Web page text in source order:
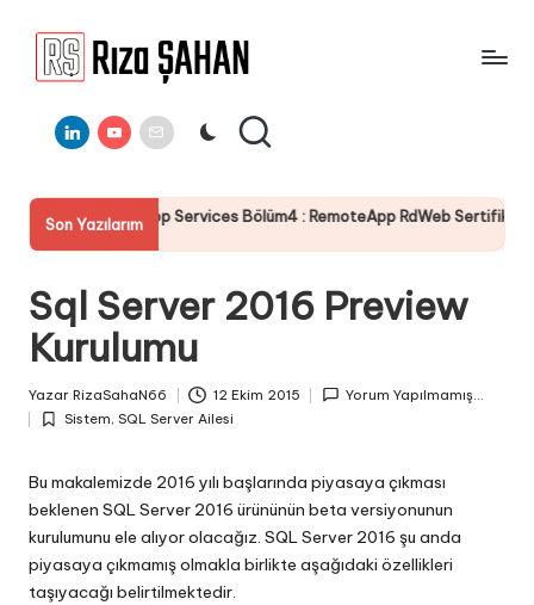
a
Ş
A
H
A
N
Bilgi
Paylaşım
LinkedinYoutube
E-
Mail
Son Yazılarım
Bölüm4 : RemoteApp RdWeb Sertifika Yapılandırması
Sql Server 2016 Preview
Kurulumu
by
Yazar RizaSahaN66 12 Ekim 2015 Yorum Yapılmamış...
Posted
Sistem, SQL Server Ailesi
Bu makalemizde 2016 yılı başlarında piyasaya çıkması
beklenen SQL Server 2016 ürününün beta versiyonunun
kurulumunu ele alıyor olacağız. SQL Server 2016 şu anda
piyasaya çıkmamış olmakla birlikte aşağıdaki özellikleri
taşıyacağı belirtilmektedir.